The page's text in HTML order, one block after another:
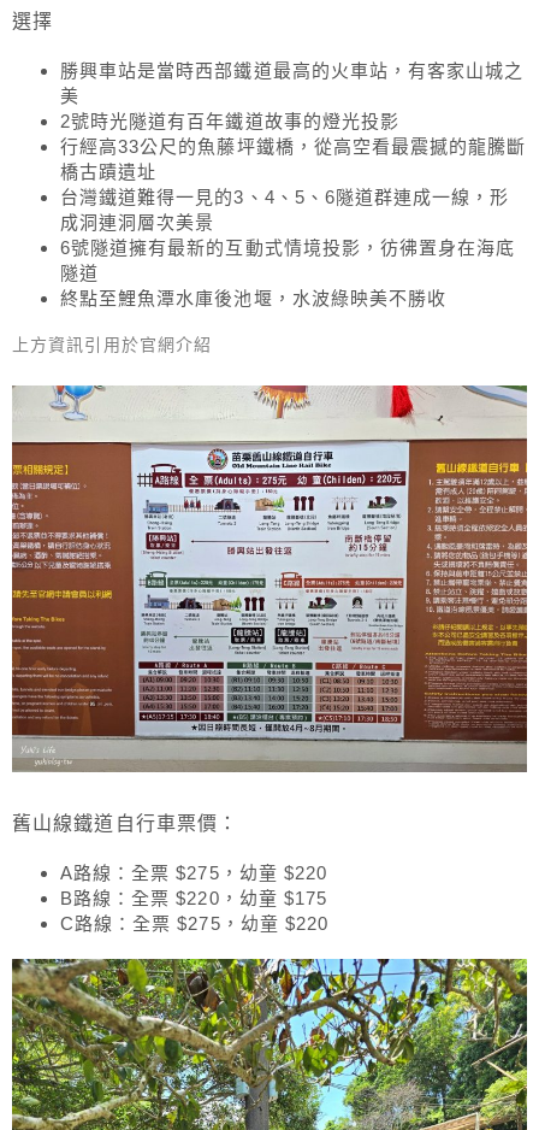
選擇
勝興車站是當時西部鐵道最高的火車站，有客家山城之
美
2號時光隧道有百年鐵道故事的燈光投影
行經高33公尺的魚藤坪鐵橋，從高空看最震撼的龍騰斷
橋古蹟遺址
台灣鐵道難得一見的3、4、5、6隧道群連成一線，形
成洞連洞層次美景
6號隧道擁有最新的互動式情境投影，彷彿置身在海底
隧道
終點至鯉魚潭水庫後池堰，水波綠映美不勝收
上方資訊引用於官網介紹
舊山線鐵道自行車票價：
A路線：全票 $275，幼童 $220
B路線：全票 $220，幼童 $175
C路線：全票 $275，幼童 $220